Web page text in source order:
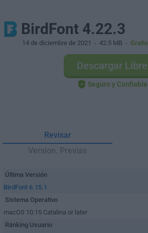
BirdFont 4.22.3
14 de diciembre de 2021 - 42.5 MB - Gratis
Descargar Libre
Seguro y Confiable
Revisar
Version. Previas
Última Versión
BirdFont 6.15.1
Sistema Operativo
macOS 10.15 Catalina or later
Ránking Usuario